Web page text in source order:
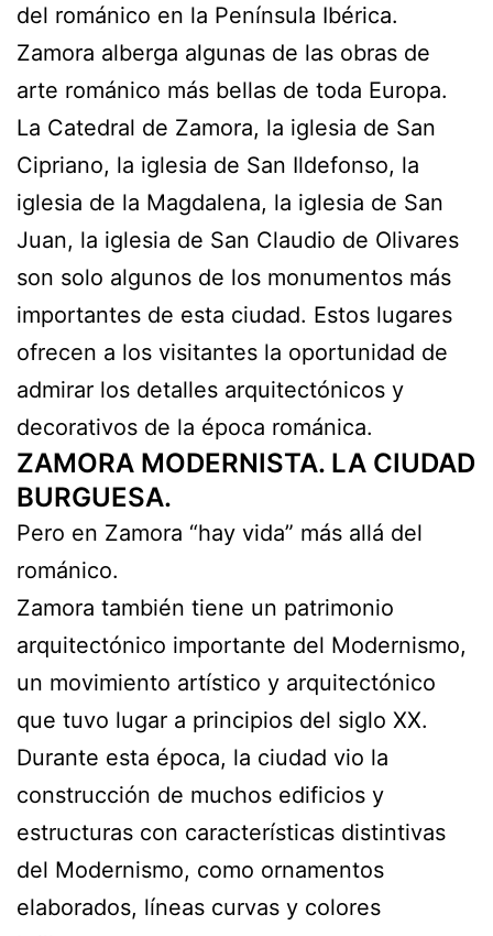
del románico en la Península Ibérica.
Zamora alberga algunas de las obras de
arte románico más bellas de toda Europa.
La Catedral de Zamora, la iglesia de San
Cipriano, la iglesia de San Ildefonso, la
iglesia de la Magdalena, la iglesia de San
Juan, la iglesia de San Claudio de Olivares
son solo algunos de los monumentos más
importantes de esta ciudad. Estos lugares
ofrecen a los visitantes la oportunidad de
admirar los detalles arquitectónicos y
decorativos de la época románica.
ZAMORA MODERNISTA. LA CIUDAD
BURGUESA.
Pero en Zamora “hay vida” más allá del
románico.
Zamora también tiene un patrimonio
arquitectónico importante del Modernismo,
un movimiento artístico y arquitectónico
que tuvo lugar a principios del siglo XX.
Durante esta época, la ciudad vio la
construcción de muchos edificios y
estructuras con características distintivas
del Modernismo, como ornamentos
elaborados, líneas curvas y colores